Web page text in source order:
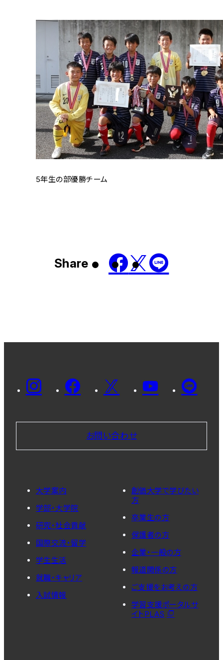
5年生の部優勝チーム
Share
お問い合わせ
大学案内
学部・大学院
研究・社会貢献
国際交流・留学
学生生活
就職・キャリア
入試情報
創価大学で学びたい
方
卒業生の方
保護者の方
企業・一般の方
報道関係の方
ご支援をお考えの方
学習支援ポータルサ
イトPLAS